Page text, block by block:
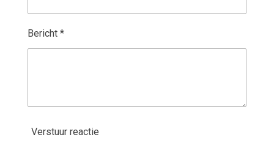
Bericht *
Verstuur reactie